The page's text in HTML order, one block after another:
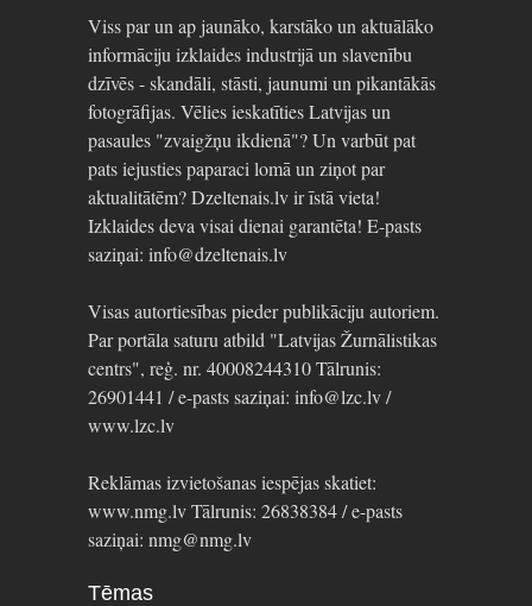
Viss par un ap jaunāko, karstāko un aktuālāko
informāciju izklaides industrijā un slavenību
dzīvēs - skandāli, stāsti, jaunumi un pikantākās
fotogrāfijas. Vēlies ieskatīties Latvijas un
pasaules "zvaigžņu ikdienā"? Un varbūt pat
pats iejusties paparaci lomā un ziņot par
aktualitātēm? Dzeltenais.lv ir īstā vieta!
Izklaides deva visai dienai garantēta! E-pasts
saziņai: info@dzeltenais.lv
Visas autortiesības pieder publikāciju autoriem.
Par portāla saturu atbild "Latvijas Žurnālistikas
centrs", reģ. nr. 40008244310 Tālrunis:
26901441 / e-pasts saziņai: info@lzc.lv /
www.lzc.lv
Reklāmas izvietošanas iespējas skatiet:
www.nmg.lv Tālrunis: 26838384 / e-pasts
saziņai: nmg@nmg.lv
Tēmas